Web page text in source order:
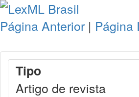
Página Anterior | Página
Tipo
Artigo de revista